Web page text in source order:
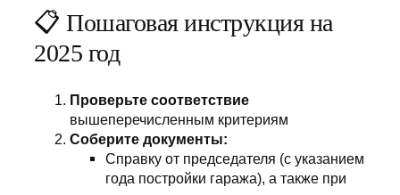
📋 Пошаговая инструкция на
2025 год
Проверьте соответствие
вышеперечисленным критериям
Соберите документы:
Справку от председателя (с указанием
года постройки гаража), а также при